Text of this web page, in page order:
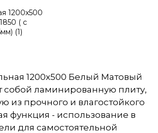
1200х500
( с
(1)
1200х500 Белый Матовый
собой ламинированную плиту,
из прочного и влагостойкого
функция - использование в
для самостоятельной